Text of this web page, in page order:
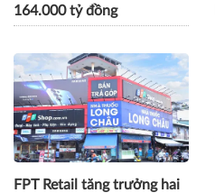
164.000 tỷ đồng
FPT Retail tăng trưởng hai